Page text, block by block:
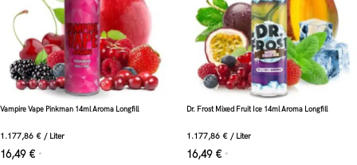
Vampire Vape Pinkman 14ml Aroma Longfill
1.177,86 € / Liter
16,49 € *
Dr. Frost Mixed Fruit Ice 14ml Aroma Longfill
1.177,86 € / Liter
16,49 € *